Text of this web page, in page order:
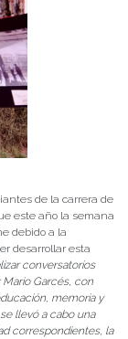
de la carrera de
este año la semana
debido a la
desarrollar esta
conversatorios
Garcés, con
memoria y
llevó a cabo una
correspondientes, la